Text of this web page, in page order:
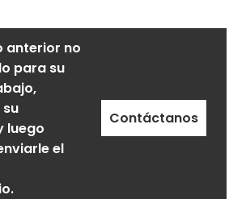
anterior no
para su
luego
el
Contáctanos